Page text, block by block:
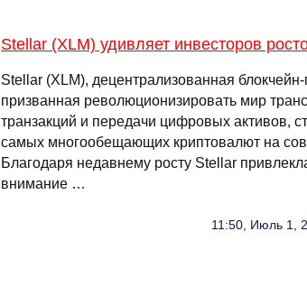
Stellar (XLM) удивляет инвесторов
Stellar (XLM), децентрализованная
призванная революционизировать мир
транзакций и передачи цифровых активов,
самых многообещающих криптовалют на
Благодаря недавнему росту Stellar
внимание …
11:50, Июль 1,